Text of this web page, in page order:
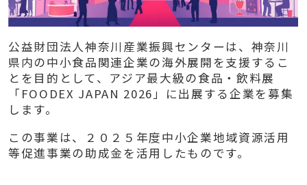
公益財団法人神奈川産業振興センターは、神奈川
県内の中小食品関連企業の海外展開を支援するこ
とを目的として、アジア最大級の食品・飲料展
「FOODEX JAPAN 2026」に出展する企業を募集
します。
この事業は、２０２５年度中小企業地域資源活用
等促進事業の助成金を活用したものです。